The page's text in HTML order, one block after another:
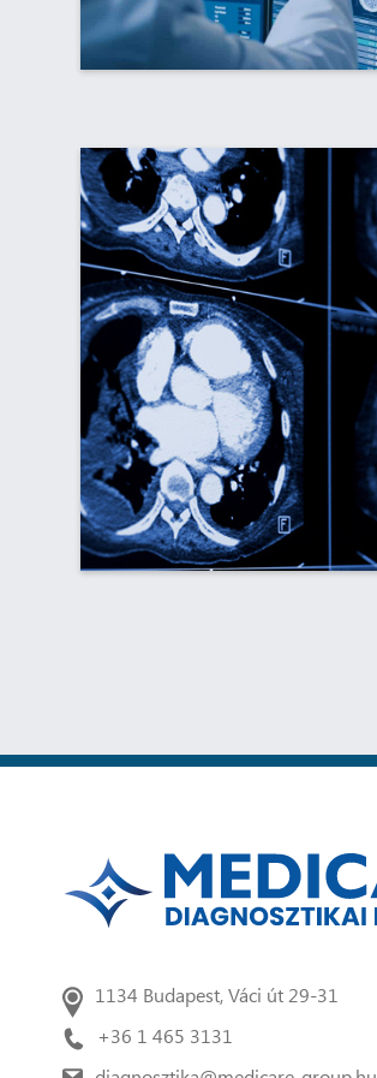
1134 Budapest, Váci út 29-31
+36 1 465 3131